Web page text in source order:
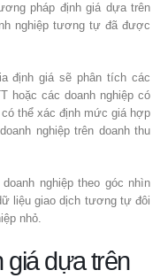
pháp định giá dựa trên
nghiệp tương tự đã được
định giá sẽ phân tích các
hoặc các doanh nghiệp có
thể xác định mức giá hợp
nghiệp trên doanh thu
nghiệp theo góc nhìn
liệu giao dịch tương tự đôi
nhỏ.
giá dựa trên